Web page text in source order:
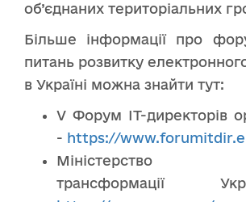
об’єднаних територіальних
Більше інформації про
питань розвитку
в Україні можна знайти тут:
V Форум IT-директорів
- https://
Міністерство
трансформації